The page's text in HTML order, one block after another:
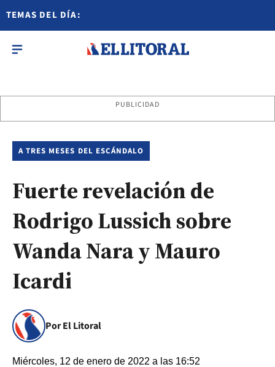
TEMAS DEL DÍA:
PUBLICIDAD
A TRES MESES DEL ESCÁNDALO
Fuerte revelación de
Rodrigo Lussich sobre
Wanda Nara y Mauro
Icardi
Por El Litoral
Miércoles, 12 de enero de 2022 a las 16:52